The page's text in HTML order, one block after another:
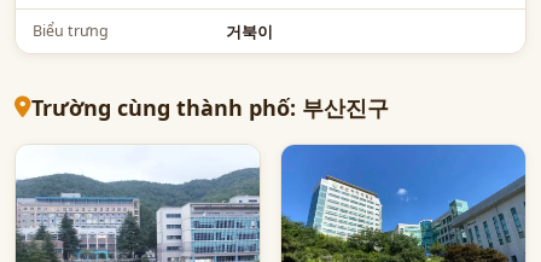
Biểu trưng 거북이
Trường cùng thành phố: 부산진구